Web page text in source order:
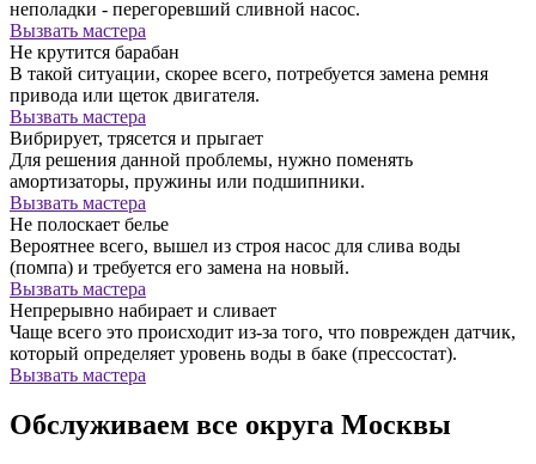
неполадки - перегоревший сливной насос.
Вызвать мастера
Не крутится барабан
В такой ситуации, скорее всего, потребуется замена ремня
привода или щеток двигателя.
Вызвать мастера
Вибрирует, трясется и прыгает
Для решения данной проблемы, нужно поменять
амортизаторы, пружины или подшипники.
Вызвать мастера
Не полоскает белье
Вероятнее всего, вышел из строя насос для слива воды
(помпа) и требуется его замена на новый.
Вызвать мастера
Непрерывно набирает и сливает
Чаще всего это происходит из-за того, что поврежден датчик,
который определяет уровень воды в баке (прессостат).
Вызвать мастера
Обслуживаем все округа Москвы